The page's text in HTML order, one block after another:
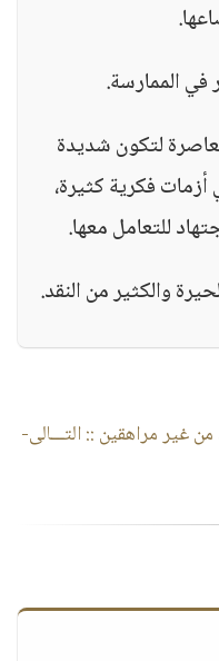
الممارسة.
لتكون شديدة
أزمات فكرية كثيرة،
للتعامل معها.
والكثير من النقد.
غير مراهقين :: التـــالى-